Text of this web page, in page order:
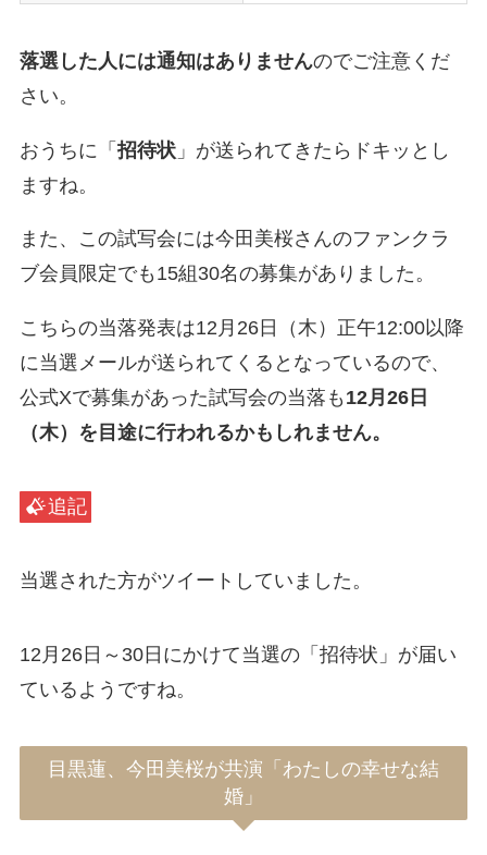
落選した人には通知はありませんのでご注意くだ
さい。
おうちに「 招待状」が送られてきたらドキッとし
ますね。
また、この試写会には今田美桜さんのファンクラ
ブ会員限定でも15組30名の募集がありました。
こちらの当落発表は12月26日（木）正午12:00以降
に当選メールが送られてくるとなっているので、
公式Xで募集があった試写会の当落も 12月26日
（木）を目途に行われるかもしれません。
追記
当選された方がツイートしていました。
12月26日～30日にかけて当選の「招待状」が届い
ているようですね。
目黒蓮、今田美桜が共演「わたしの幸せな結
婚」